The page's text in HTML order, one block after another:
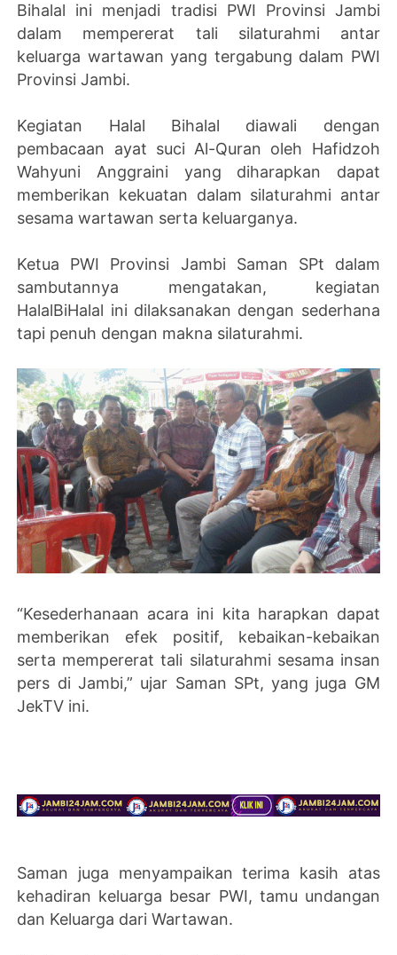
Bihalal ini menjadi tradisi PWI Provinsi Jambi
dalam mempererat tali silaturahmi antar
keluarga wartawan yang tergabung dalam PWI
Provinsi Jambi.
Kegiatan Halal Bihalal diawali dengan
pembacaan ayat suci Al-Quran oleh Hafidzoh
Wahyuni Anggraini yang diharapkan dapat
memberikan kekuatan dalam silaturahmi antar
sesama wartawan serta keluarganya.
Ketua PWI Provinsi Jambi Saman SPt dalam
sambutannya mengatakan, kegiatan
HalalBiHalal ini dilaksanakan dengan sederhana
tapi penuh dengan makna silaturahmi.
“Kesederhanaan acara ini kita harapkan dapat
memberikan efek positif, kebaikan-kebaikan
serta mempererat tali silaturahmi sesama insan
pers di Jambi,” ujar Saman SPt, yang juga GM
JekTV ini.
Saman juga menyampaikan terima kasih atas
kehadiran keluarga besar PWI, tamu undangan
dan Keluarga dari Wartawan.